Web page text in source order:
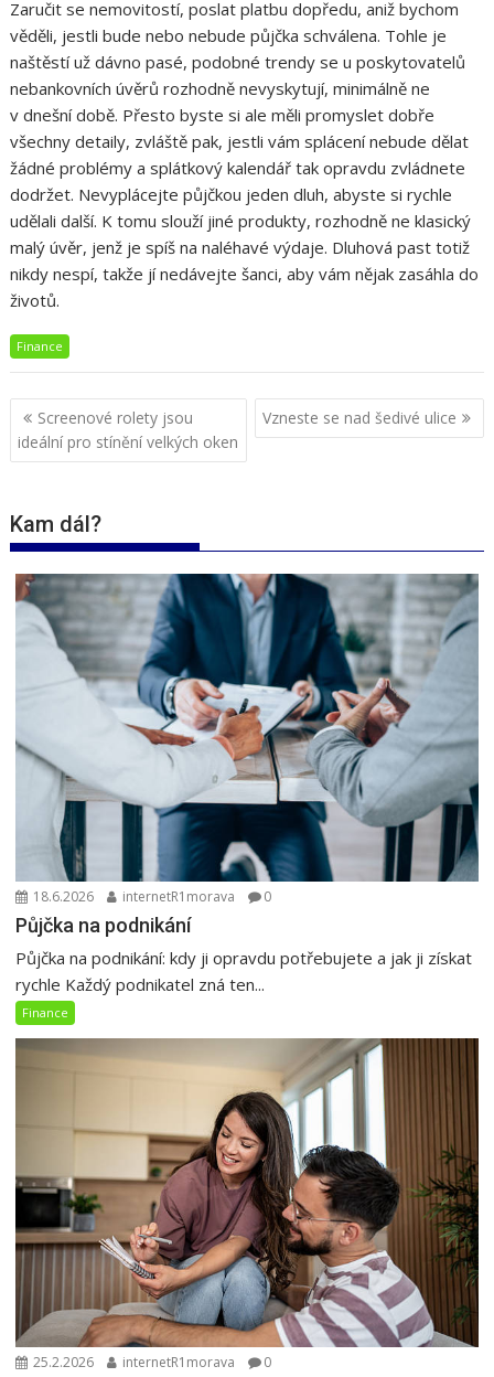
Zaručit se nemovitostí, poslat platbu dopředu, aniž bychom
věděli, jestli bude nebo nebude půjčka schválena. Tohle je
naštěstí už dávno pasé, podobné trendy se u poskytovatelů
nebankovních úvěrů rozhodně nevyskytují, minimálně ne
v dnešní době. Přesto byste si ale měli promyslet dobře
všechny detaily, zvláště pak, jestli vám splácení nebude dělat
žádné problémy a splátkový kalendář tak opravdu zvládnete
dodržet. Nevyplácejte půjčkou jeden dluh, abyste si rychle
udělali další. K tomu slouží jiné produkty, rozhodně ne klasický
malý úvěr, jenž je spíš na naléhavé výdaje. Dluhová past totiž
nikdy nespí, takže jí nedávejte šanci, aby vám nějak zasáhla do
životů.
Finance
Navigace
pro
příspěvek
Screenové rolety jsou
ideální pro stínění velkých oken
Vzneste se nad šedivé ulice
Kam dál?
18.6.2026 internetR1morava 0
Půjčka na podnikání
Půjčka na podnikání: kdy ji opravdu potřebujete a jak ji získat
rychle Každý podnikatel zná ten...
Finance
25.2.2026 internetR1morava 0